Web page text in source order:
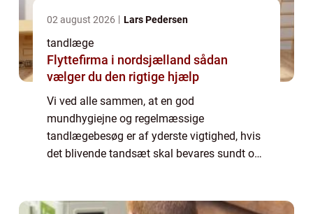
02 august 2026 Lars Pedersen
tandlæge
Flyttefirma i nordsjælland sådan
vælger du den rigtige hjælp
Vi ved alle sammen, at en god
mundhygiejne og regelmæssige
tandlægebesøg er af yderste vigtighed, hvis
det blivende tandsæt skal bevares sundt og
mange som vælger ...